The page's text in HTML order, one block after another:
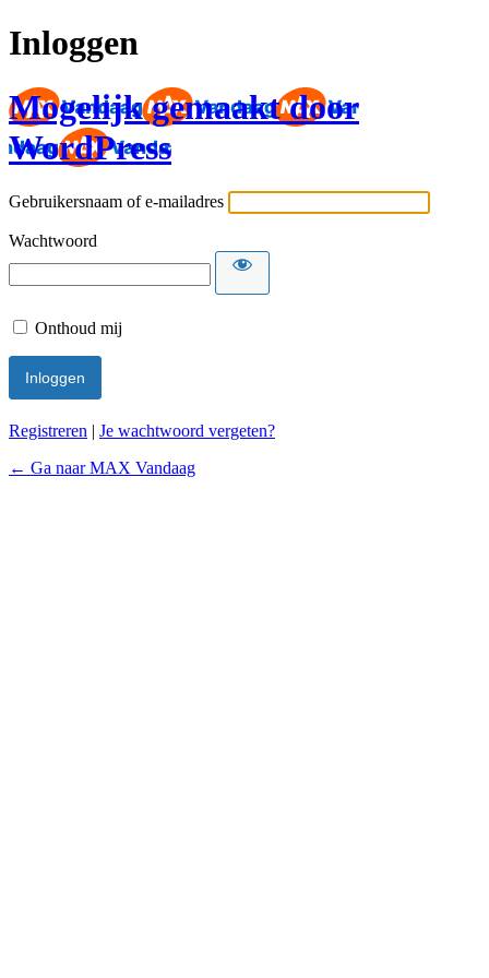
Inloggen
Mogelijk gemaakt door
WordPress
Gebruikersnaam of e-mailadres
Wachtwoord
Onthoud mij
Registreren | Je wachtwoord vergeten?
← Ga naar MAX Vandaag